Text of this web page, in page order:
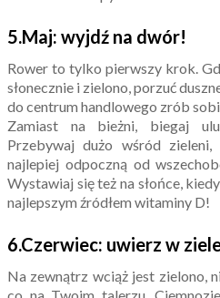
5.Maj: wyjdź na dwór!
Rower to tylko pierwszy krok.
słonecznie i zielono, porzuć
do centrum handlowego zrób
Zamiast na bieżni, biegaj
Przebywaj dużo wśród
najlepiej odpoczną od
Wystawiaj się też na słońce,
najlepszym źródłem witaminy D!
6.Czerwiec: uwierz w
Na zewnątrz wciąż jest zielono,
co na Twoim talerzu.